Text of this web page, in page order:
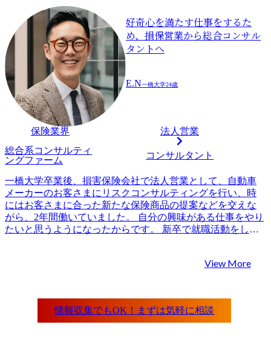
好奇心を満たす仕事をするた
め、損保営業から総合コンサル
タントへ
E.N一橋大学24歳
保険業界
法人営業
総合系コンサルティ
ングファーム
コンサルタント
一橋大学卒業後、損害保険会社で法人営業として、自動車
メーカーのお客さまにリスクコンサルティングを行い、時
にはお客さまに合った新たな保険商品の提案などを交えな
がら、2年間働いていました。 自分の興味がある仕事をやり
たいと思うようになったからです。 新卒で就職活動をして
なりました。 そこで、自分が好奇心・刺激を感じられる仕
新たな産業が生まれていくと共に、既存産業であっても取
るべきポジショニングや経営リソース配分、組織構造が変
化していくことのダイナミズムや、意思決定の裏側で起こ
View More